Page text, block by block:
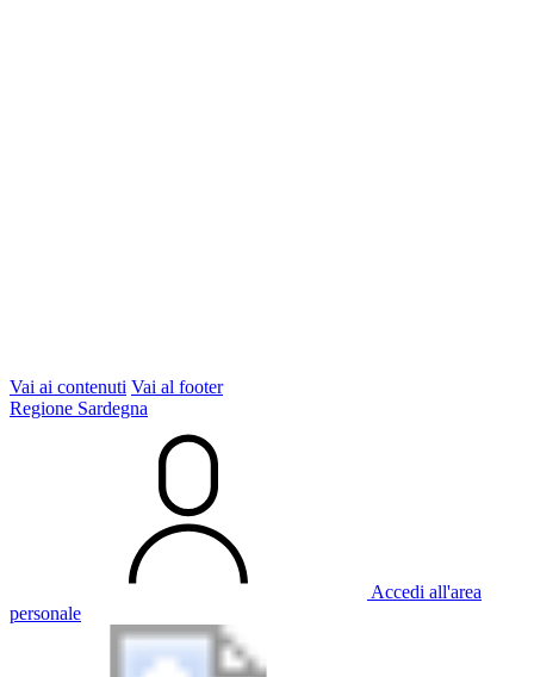
Vai ai contenuti Vai al footer
Regione Sardegna
Accedi all'area
personale